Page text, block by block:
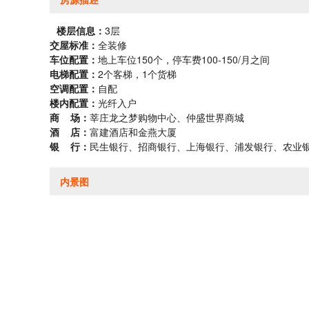
楼层信息： 3层
交屋标准： 全装修
车位配置： 地上车位150个，停车费100-150/月之间
电梯配置： 2个客梯，1个货梯
空调配置： 自配
楼内配置： 光纤入户
商 场： 莘庄龙之梦购物中心、仲盛世界商城
酒 店： 富建酒店和金燕大厦
银 行： 民生银行、招商银行、上海银行、浦发银行、农业
内景图